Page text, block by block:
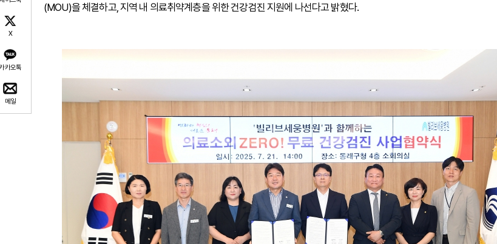
X
카오톡
메일
(MOU)을 체결하고, 지역 내 의료취약계층을 위한 건강검진 지원에 나선다고 밝혔다.